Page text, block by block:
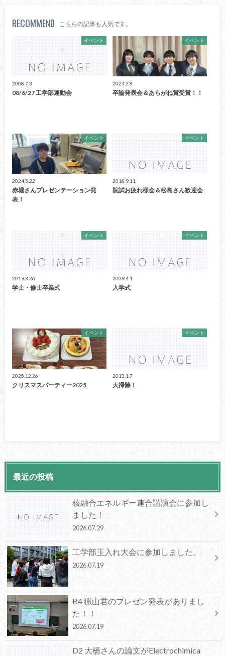
RECOMMEND こちらの記事も人気です。
イベント
2008.7.3
08/6/27 工学部運動会
イベント
2024.2.8
卒論発表会＆あらがね賞受賞！！
イベント
2024.5.22
赤堀さんプレゼンテーション発
表！
イベント
2018.9.11
院試お疲れ様会＆松島さん歓迎会
イベント
2019.3.26
学士・修士卒業式
イベント
2009.4.1
入学式
イベント
2025.12.26
クリスマスパーティー2025
イベント
2013.1.7
大掃除！
最近の投稿
核融合エネルギー連合講演会に参加し
ました！
2026.07.29
工学部玉入れ大会に参加しました。
2026.07.19
B4 猟山君のプレゼン発表がありまし
た！！
2026.07.19
D2 大橋さんの論文がElectrochimica